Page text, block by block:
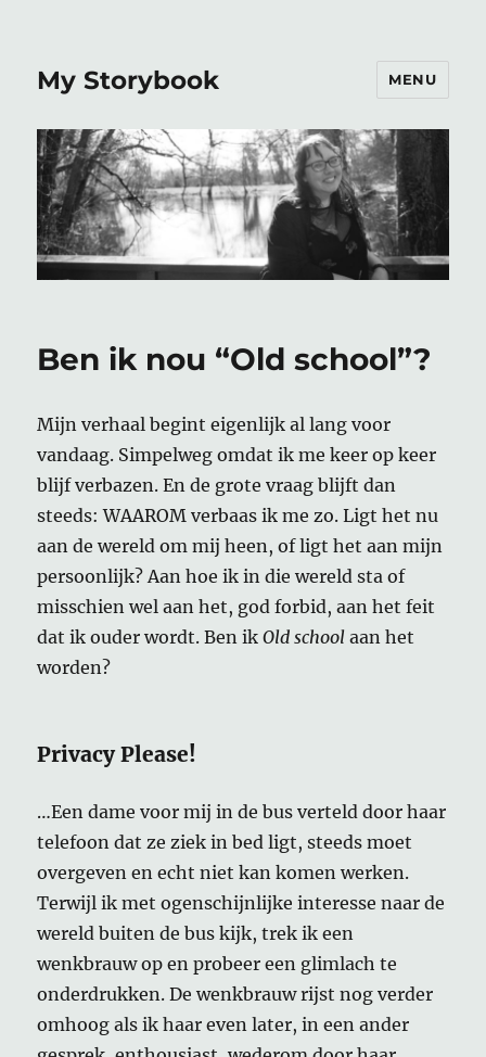
My Storybook MENU
Ben ik nou “Old school”?
Mijn verhaal begint eigenlijk al lang voor
vandaag. Simpelweg omdat ik me keer op keer
blijf verbazen. En de grote vraag blijft dan
steeds: WAAROM verbaas ik me zo. Ligt het nu
aan de wereld om mij heen, of ligt het aan mijn
persoonlijk? Aan hoe ik in die wereld sta of
misschien wel aan het, god forbid, aan het feit
dat ik ouder wordt. Ben ikOld schoolaan het
worden?
Privacy Please!
…Een dame voor mij in de bus verteld door haar
telefoon dat ze ziek in bed ligt, steeds moet
overgeven en echt niet kan komen werken.
Terwijl ik met ogenschijnlijke interesse naar de
wereld buiten de bus kijk, trek ik een
wenkbrauw op en probeer een glimlach te
onderdrukken. De wenkbrauw rijst nog verder
omhoog als ik haar even later, in een ander